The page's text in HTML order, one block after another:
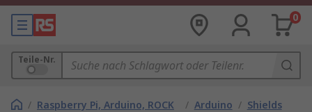
0
Teile-Nr.
/ Raspberry Pi, Arduino, ROCK
/ Arduino / Shields